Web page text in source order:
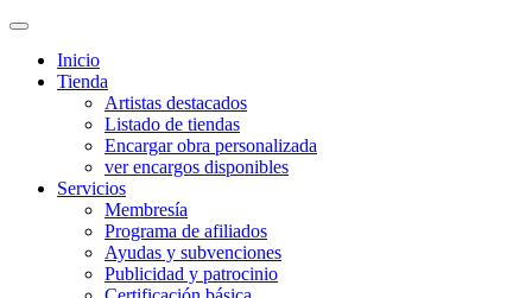
Inicio
Tienda
Artistas destacados
Listado de tiendas
Encargar obra personalizada
ver encargos disponibles
Servicios
Membresía
Programa de afiliados
Ayudas y subvenciones
Publicidad y patrocinio